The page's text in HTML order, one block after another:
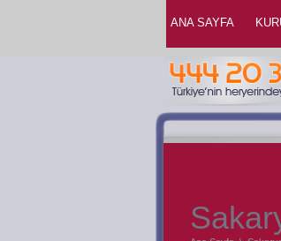
ANA SAYFA